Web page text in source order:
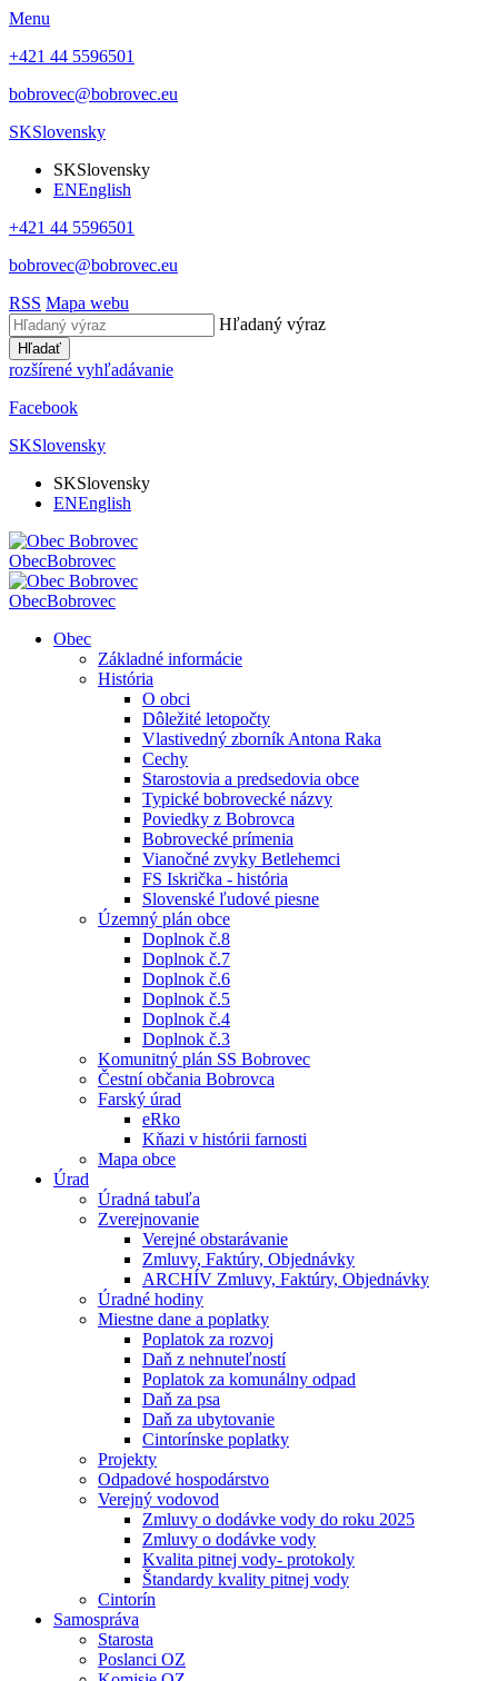
Menu
+421 44 5596501
bobrovec@bobrovec.eu
SKSlovensky
SKSlovensky
ENEnglish
+421 44 5596501
bobrovec@bobrovec.eu
RSS Mapa webu
Hľadaný výraz
Hľadať
rozšírené vyhľadávanie
Facebook
SKSlovensky
SKSlovensky
ENEnglish
ObecBobrovec
ObecBobrovec
Obec
Základné informácie
História
O obci
Dôležité letopočty
Vlastivedný zborník Antona Raka
Cechy
Starostovia a predsedovia obce
Typické bobrovecké názvy
Poviedky z Bobrovca
Bobrovecké prímenia
Vianočné zvyky Betlehemci
FS Iskrička - história
Slovenské ľudové piesne
Územný plán obce
Doplnok č.8
Doplnok č.7
Doplnok č.6
Doplnok č.5
Doplnok č.4
Doplnok č.3
Komunitný plán SS Bobrovec
Čestní občania Bobrovca
Farský úrad
eRko
Kňazi v histórii farnosti
Mapa obce
Úrad
Úradná tabuľa
Zverejnovanie
Verejné obstarávanie
Zmluvy, Faktúry, Objednávky
ARCHÍV Zmluvy, Faktúry, Objednávky
Úradné hodiny
Miestne dane a poplatky
Poplatok za rozvoj
Daň z nehnuteľností
Poplatok za komunálny odpad
Daň za psa
Daň za ubytovanie
Cintorínske poplatky
Projekty
Odpadové hospodárstvo
Verejný vodovod
Zmluvy o dodávke vody do roku 2025
Zmluvy o dodávke vody
Kvalita pitnej vody- protokoly
Štandardy kvality pitnej vody
Cintorín
Samospráva
Starosta
Poslanci OZ